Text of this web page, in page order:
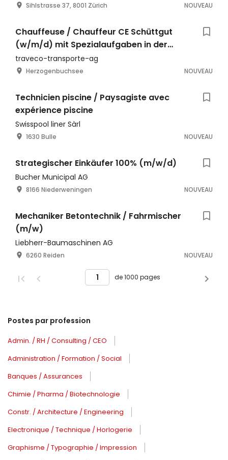
Sihlstrasse 37, 8001 Zürich NOUVEAU
Chauffeuse / Chauffeur CE Schüttgut
(w/m/d) mit Spezialaufgaben in der
Disposition
traveco-transporte-ag
Herzogenbuchsee NOUVEAU
Technicien piscine / Paysagiste avec
expérience piscine
Swisspool liner Sàrl
1630 Bulle NOUVEAU
Strategischer Einkäufer 100% (m/w/d)
Bucher Municipal AG
8166 Niederweningen NOUVEAU
Mechaniker Betontechnik / Fahrmischer
(m/w)
Liebherr-Baumaschinen AG
6260 Reiden NOUVEAU
de 1000 pages
Postes par profession
Admin. / RH / Consulting / CEO
Administration / Formation / Social
Banques / Assurances
Chimie / Pharma / Biotechnologie
Constr. / Architecture / Engineering
Electronique / Technique / Horlogerie
Graphisme / Typographie / Impression